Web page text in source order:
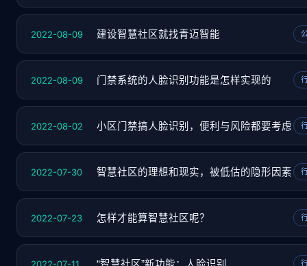
2022-08-09 建设智慧社区就找青迈智能
2022-08-09 门禁系统的人脸识别功能是怎样实现的
2022-08-02 小区门禁搞人脸识别，便利与风险都要考虑
2022-07-30 智慧社区的理想和现实，被低估的隐形因素
2022-07-23 怎样才能算智慧社区呢？
2022-07-11 “智慧社区”新功能：人脸识别